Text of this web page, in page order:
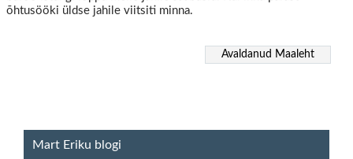
õhtusööki üldse jahile viitsiti minna.
Avaldanud Maaleht
Mart Eriku blogi